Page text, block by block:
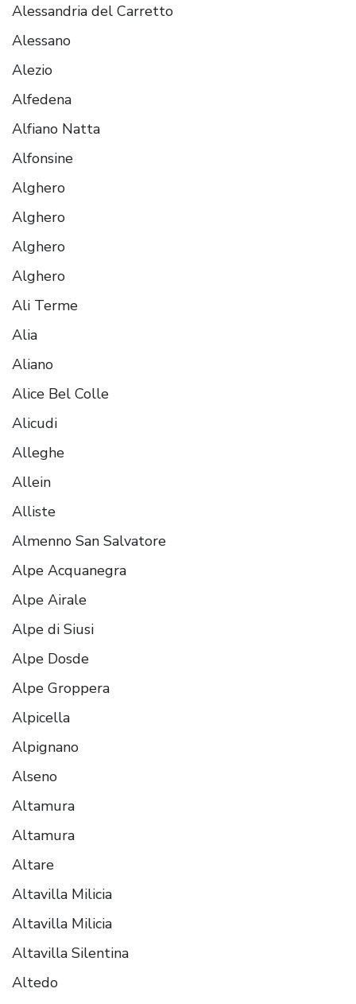
Alessandria del Carretto
Alessano
Alezio
Alfedena
Alfiano Natta
Alfonsine
Alghero
Alghero
Alghero
Alghero
Ali Terme
Alia
Aliano
Alice Bel Colle
Alicudi
Alleghe
Allein
Alliste
Almenno San Salvatore
Alpe Acquanegra
Alpe Airale
Alpe di Siusi
Alpe Dosde
Alpe Groppera
Alpicella
Alpignano
Alseno
Altamura
Altamura
Altare
Altavilla Milicia
Altavilla Milicia
Altavilla Silentina
Altedo